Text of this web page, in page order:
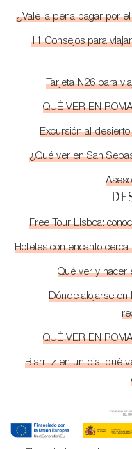
¿Vale la pena pagar por
11 Consejos para
Tarjeta N26 para
QUÉ VER EN
Excursión al
¿Qué ver en San
Free Tour Lisboa:
Hoteles con encanto
Qué ver y hacer
Dónde alojarse en
QUÉ VER EN
Biarritz en un día: qué